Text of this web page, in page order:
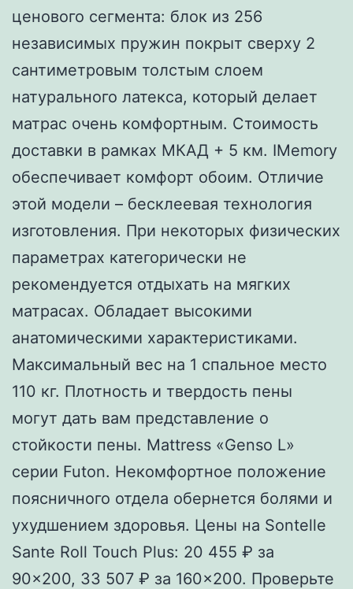
ценового сегмента: блок из 256
независимых пружин покрыт сверху 2
сантиметровым толстым слоем
натурального латекса, который делает
матрас очень комфортным. Стоимость
доставки в рамках МКАД + 5 км. IMemory
обеспечивает комфорт обоим. Отличие
этой модели – бесклеевая технология
изготовления. При некоторых физических
параметрах категорически не
рекомендуется отдыхать на мягких
матрасах. Обладает высокими
анатомическими характеристиками.
Максимальный вес на 1 спальное место
110 кг. Плотность и твердость пены
могут дать вам представление о
стойкости пены. Mattress «Genso L»
серии Futon. Некомфортное положение
поясничного отдела обернется болями и
ухудшением здоровья. Цены на Sontelle
Sante Roll Touch Plus: 20 455 ₽ за
90×200, 33 507 ₽ за 160×200. Проверьте